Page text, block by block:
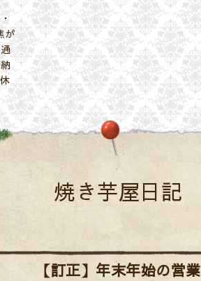
が
焼き芋屋日記
【訂正】年末年始の営業